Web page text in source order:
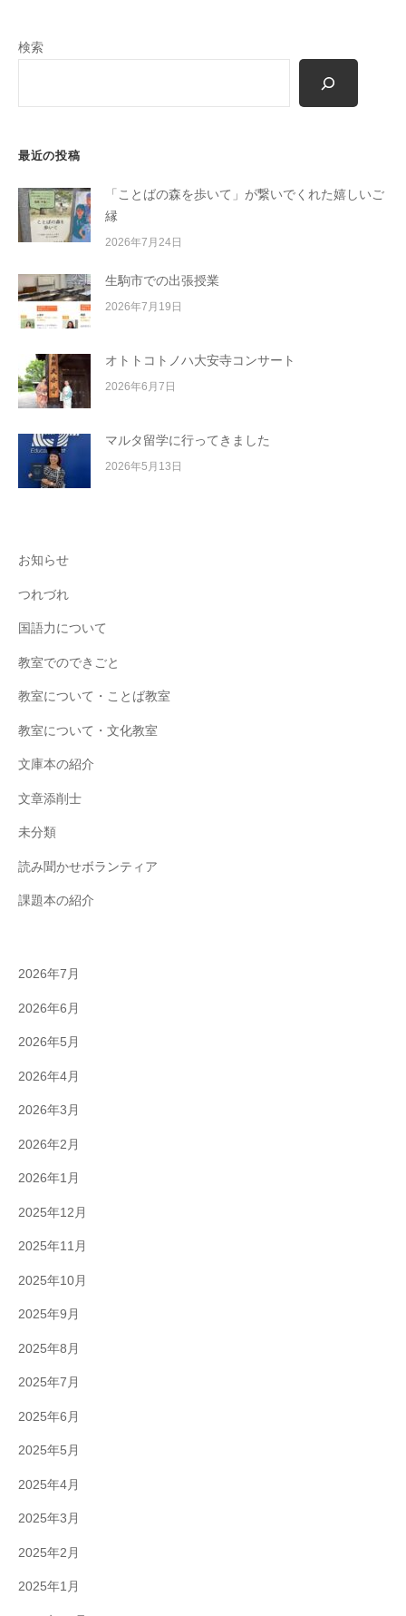
検索
最近の投稿
「ことばの森を歩いて」が繋いでくれた嬉しいご
縁
2026年7月24日
生駒市での出張授業
2026年7月19日
オトトコトノハ大安寺コンサート
2026年6月7日
マルタ留学に行ってきました
2026年5月13日
お知らせ
つれづれ
国語力について
教室でのできごと
教室について・ことば教室
教室について・文化教室
文庫本の紹介
文章添削士
未分類
読み聞かせボランティア
課題本の紹介
2026年7月
2026年6月
2026年5月
2026年4月
2026年3月
2026年2月
2026年1月
2025年12月
2025年11月
2025年10月
2025年9月
2025年8月
2025年7月
2025年6月
2025年5月
2025年4月
2025年3月
2025年2月
2025年1月